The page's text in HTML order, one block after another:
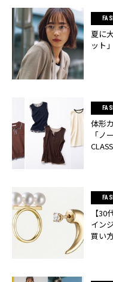
夏に
ット
体形
「ノ
【
イン
買い